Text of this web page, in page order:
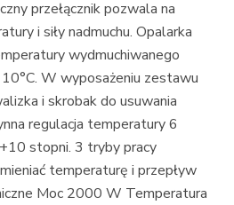
przełącznik pozwala na
i siły nadmuchu. Opalarka
wydmuchiwanego
W wyposażeniu zestawu
i skrobak do usuwania
regulacja temperatury 6
stopni. 3 tryby pracy
temperaturę i przepływ
Moc 2000 W Temperatura